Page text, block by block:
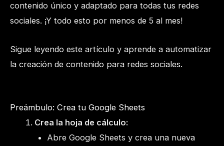
contenido único y adaptado para todas tus redes
sociales. ¡Y todo esto por menos de 5 al mes!
Sigue leyendo este artículo y aprende a automatizar
la creación de contenido para redes sociales.
Preámbulo: Crea tu Google Sheets
Crea la hoja de cálculo:
Abre Google Sheets y crea una nueva